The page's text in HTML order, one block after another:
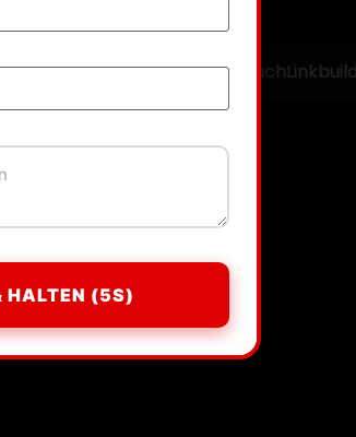
HALTEN (5S)
SEO Outreach Linkbuilding